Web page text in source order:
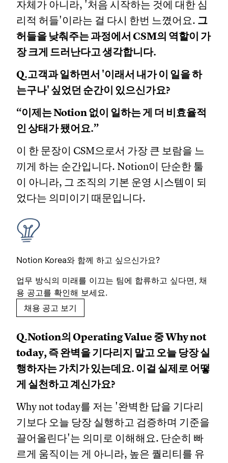
자체가 아니라, '처음 시작하는 것에 대한 심
리적 허들'이라는 걸 다시 한번 느꼈어요. 그
허들을 낮춰주는 과정에서 CSM의 역할이 가
장 크게 드러난다고 생각합니다.
Q.고객과 일하면서 '이래서 내가 이 일을 하
는구나' 싶었던 순간이 있으신가요?
“이제는 Notion 없이 일하는 게 더 비효율적
인 상태가 됐어요.”
이 한 문장이 CSM으로서 가장 큰 보람을 느
끼게 하는 순간입니다. Notion이 단순한 툴
이 아니라, 그 조직의 기본 운영 시스템이 되
었다는 의미이기 때문입니다.
Notion Korea와 함께 하고 싶으신가요?
업무 방식의 미래를 이끄는 팀에 합류하고 싶다면, 채
용 공고를 확인해 보세요.
채용 공고 보기
Q.Notion의 Operating Value 중 Why not
today, 즉 완벽을 기다리지 말고 오늘 당장 실
행하자는 가치가 있는데요. 이걸 실제로 어떻
게 실천하고 계신가요?
Why not today를 저는 '완벽한 답을 기다리
기보다 오늘 당장 실행하고 검증하며 기준을
끌어올린다'는 의미로 이해해요. 단순히 빠
르게 움직이는 게 아니라, 높은 퀄리티를 유